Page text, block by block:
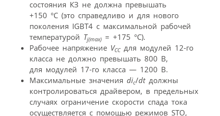
состояния КЗ не должна превышать
+150 °C (это справедливо и для нового
поколения IGBT4 с максимальной рабочей
температурой Tj(max) = +175 °C).
Рабочее напряжение VCCдля модулей 12-го
класса не должно превышать 800 В,
для модулей 17-го класса — 1200 В.
Максимальные значения dic/dtдолжны
контролироваться драйвером, в предельных
случаях ограничение скорости спада тока
осуществляется с помощью режимов STO,